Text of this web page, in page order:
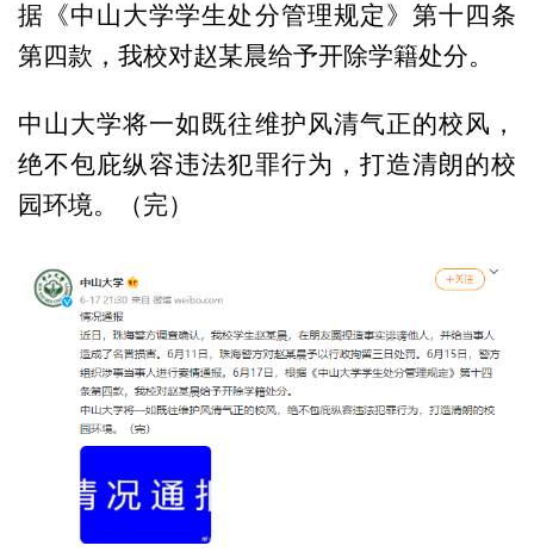
据《中山大学学生处分管理规定》第十四条
第四款，我校对赵某晨给予开除学籍处分。
中山大学将一如既往维护风清气正的校风，
绝不包庇纵容违法犯罪行为，打造清朗的校
园环境。（完）